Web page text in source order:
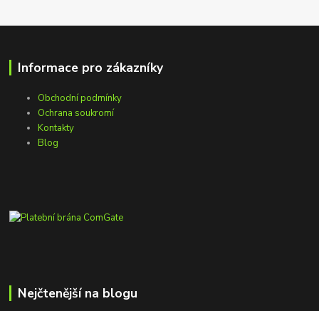
Informace pro zákazníky
Obchodní podmínky
Ochrana soukromí
Kontakty
Blog
Nejčtenější na blogu